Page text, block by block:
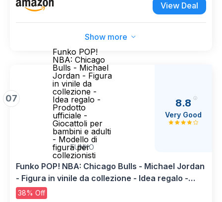
bambini e adulti - Modello di figura perView Deal
Show more
07
Funko POP!
NBA: Chicago
Bulls - Michael
Jordan - Figura
in vinile da
collezione -
Idea regalo -
Prodotto
ufficiale -
Giocattoli per
bambini e adulti
- Modello di
figura per
collezionisti
FUNKO
8.8
Very Good
Funko POP! NBA: Chicago Bulls - Michael Jordan
- Figura in vinile da collezione - Idea regalo -
Prodotto ufficiale - Giocattoli per bambini e
38% Off